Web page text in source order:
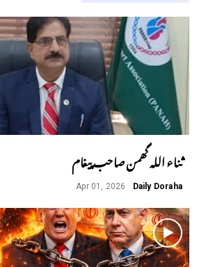
ثناء اللہ گھمن صاحب پیغام
Daily Doraha
Apr 01, 2026